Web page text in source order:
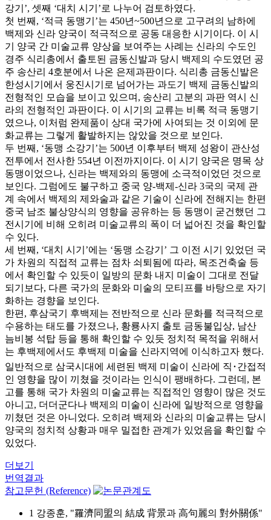
강기’, 셋째 ‘대치 시기’로 나누어 검토하였다.
첫 번째, ‘적극 동맹기’는 450년~500년으로 고구려의 남하에
백제와 신라 양국이 적극적으로 공동 대응한 시기이다. 이 시
기 양국 간 미술교류 양상을 보여주는 사례는 신라의 수도인
경주 식리총에서 출토된 금동신발과 당시 백제의 수도였던 공
주 송산리 4호분에서 나온 은제과판이다. 식리총 금동신발은
한성시기에서 웅진시기로 넘어가는 과도기 백제 금동신발의
전형적인 모습을 보이고 있으며, 송산리 고분의 과판 역시 신
라의 전형적인 과판이다. 이 시기의 교류는 비록 적극 동맹기
였으나, 이처럼 완제품이 상대 국가에 사여되는 것 이외에 문
화교류는 그렇게 활발하지는 않았을 것으로 보인다.
두 번째, ‘동맹 소강기’는 500년 이후부터 백제 성왕이 관산성
전투에서 전사한 554년 이전까지이다. 이 시기 양국은 명목 상
동맹이었으나, 신라는 백제와의 동맹에 소극적이었던 것으로
보인다. 그럼에도 불구하고 중국 양-백제-신라 3국의 국제 관
계 속에서 백제의 제와술과 같은 기술이 신라에 전해지는 한편
중국 남조 불상양식의 영향을 공유하는 등 동맹이 굳건했던 그
전시기에 비해 오히려 미술교류의 폭이 더 넓어진 것을 확인할
수 있다.
세 번째, ‘대치 시기’에는 ‘동맹 소강기’ 그 이전 시기 있었던 국
가 차원의 직접적 교류는 점차 쇠퇴됨에 따라, 목조건축술 등
에서 확인할 수 있듯이 일방의 문화 내지 미술이 그대로 전달
되기보다, 다른 국가의 문화와 미술의 모티프를 바탕으로 자기
화하는 경향을 보인다.
한편, 후삼국기 후백제는 전반적으로 신라 문화를 적극적으로
수용하는 태도를 가졌으나, 황룡사지 출토 금동불입상, 남산
늠비봉 석탑 등을 통해 확인할 수 있듯 정치적 목적을 위해서
는 후백제에서도 후백제 미술을 신라지역에 이식하고자 했다.
일반적으로 삼국시대에 세련된 백제 미술이 신라에 직･간접적
인 영향을 많이 끼쳤을 것이라는 인식이 팽배하다. 그런데, 본
고를 통해 국가 차원의 미술교류는 직접적인 영향이 많은 것도
아니고, 더더군다나 백제의 미술이 신라에 일방적으로 영향을
끼쳤던 것은 아니었다. 오히려 백제와 신라의 미술교류는 당시
양국의 정치적 상황과 매우 밀접한 관계가 있었음을 확인할 수
있었다.
더보기
번역결과
참고문헌 (Reference)
1 강종훈, "羅濟同盟의 結成 背景과 高句麗의 對外關係"